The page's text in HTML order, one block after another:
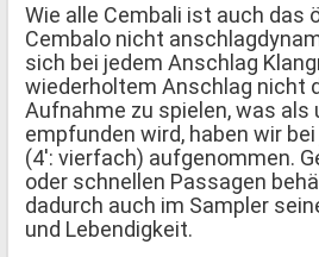
Wie alle Cembali ist auch das
Cembalo nicht
sich bei jedem Anschlag
wiederholtem Anschlag nicht
Aufnahme zu spielen, was als
empfunden wird, haben wir
(4': vierfach) aufgenommen.
oder schnellen Passagen
dadurch auch im Sampler
und Lebendigkeit.